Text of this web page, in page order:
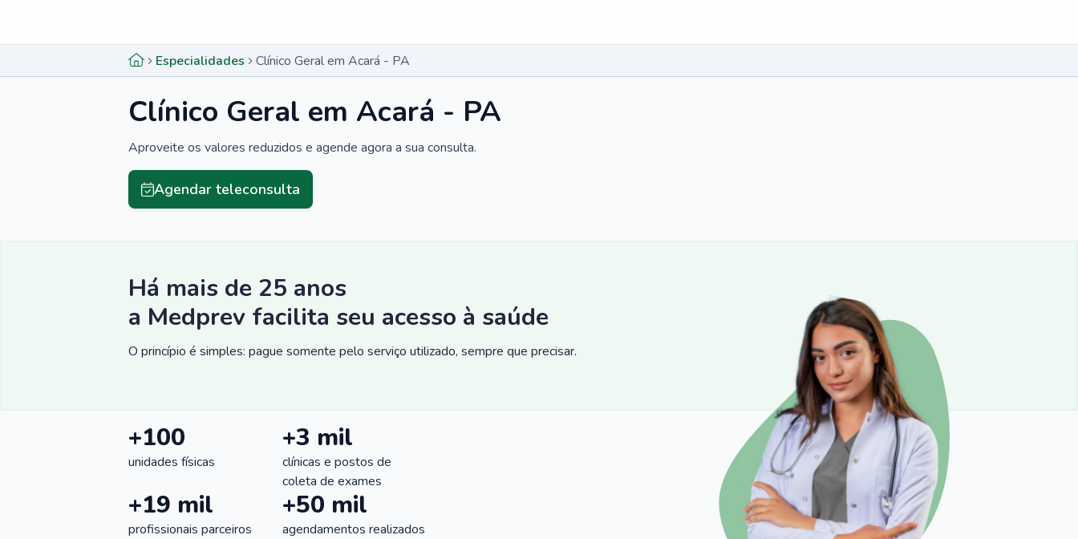
Especialidades Clínico Geral em Acará - PA
Clínico Geral em Acará - PA
Aproveite os valores reduzidos e agende agora a sua consulta.
Agendar teleconsulta
Há mais de 25 anos
a Medprev facilita seu acesso à saúde
O princípio é simples: pague somente pelo serviço utilizado, sempre que precisar.
+100
unidades físicas
+3 mil
clínicas e postos de
coleta de exames
+19 mil
profissionais parceiros
+50 mil
agendamentos realizados